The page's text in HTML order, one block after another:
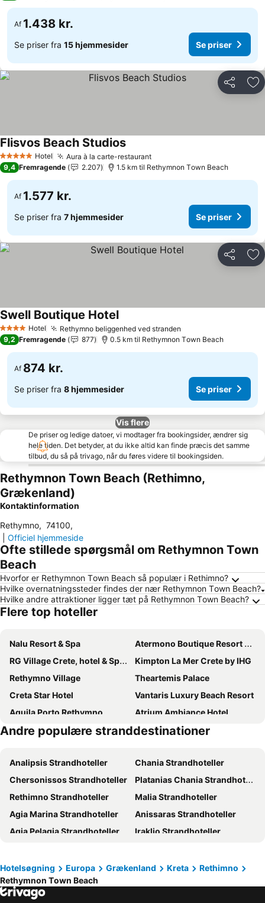
Af 1.438 kr.
Se priser fra 15 hjemmesider Se priser
Del
5 Stjerner Hotel Aura à la carte-restaurant
Flisvos Beach Studios
9,4 Fremragende 2.207 1.5 km til Rethymnon Τown Beach
Af 1.577 kr.
Se priser fra 7 hjemmesider Se priser
Del
4 StjernerHotel Rethymno beliggenhed ved stranden
Swell Boutique Hotel
9,2 Fremragende 877 0.5 km til Rethymnon Τown Beach
Af 874 kr.
Se priser fra 8 hjemmesider Se priser
Vis flere
De priser og ledige datoer, vi modtager fra bookingsider, ændrer sig
hele tiden. Det betyder, at du ikke altid kan finde præcis det samme
tilbud, du så på trivago, når du føres videre til bookingsiden.
Rethymnon Τown Beach (Rethimno,
Grækenland)
Kontaktinformation
Rethymno, 74100,
Officiel hjemmeside
Ofte stillede spørgsmål om Rethymnon Τown
Beach
Hvorfor er Rethymnon Τown Beach så populær i Rethimno?
Hvilke overnatningssteder findes der nær Rethymnon Τown Beach?
Hvilke andre attraktioner ligger tæt på Rethymnon Τown Beach?
Flere top hoteller
Nalu Resort & Spa
Atermono Boutique Resort & Spa
RG Village Crete, hotel & Spa resort
Kimpton La Mer Crete by IHG
Rethymno Village
Theartemis Palace
Creta Star Hotel
Vantaris Luxury Beach Resort
Aquila Porto Rethymno
Atrium Ambiance Hotel
May Beach Hotel
Anemos Luxury Grand Resort
Palazzino di Corina
Aegean Pearl
Aquila Rithymna Beach
Nautilux Rethymno by Mage Hotels
The Syntopia Hotel - Adults Only
Hotel Ideon
Rethymno Palace
Odyssia Beach Hotel
White Olive Elite Rethymno
Rimondi Boutique Hotel - Small Luxury Hotels of the World
Grecotel Plaza Beach House
Hotel Palladion by Anayia All Inclusive Resorts
Petrino Horio
Minos Ambassador Suites & Spa - Adults only
Andre populære stranddestinationer
Analipsis Strandhoteller
Chania Strandhoteller
Chersonissos Strandhoteller
Platanias Chania Strandhoteller
Rethimno Strandhoteller
Malia Strandhoteller
Agia Marina Strandhoteller
Anissaras Strandhoteller
Agia Pelagia Strandhoteller
Iraklio Strandhoteller
Stalos Strandhoteller
Kolymbari Strandhoteller
Bali Strandhoteller
Sissi Strandhoteller
Hotelsøgning Europa Grækenland Kreta
Rethimno
Rethymnon Τown Beach